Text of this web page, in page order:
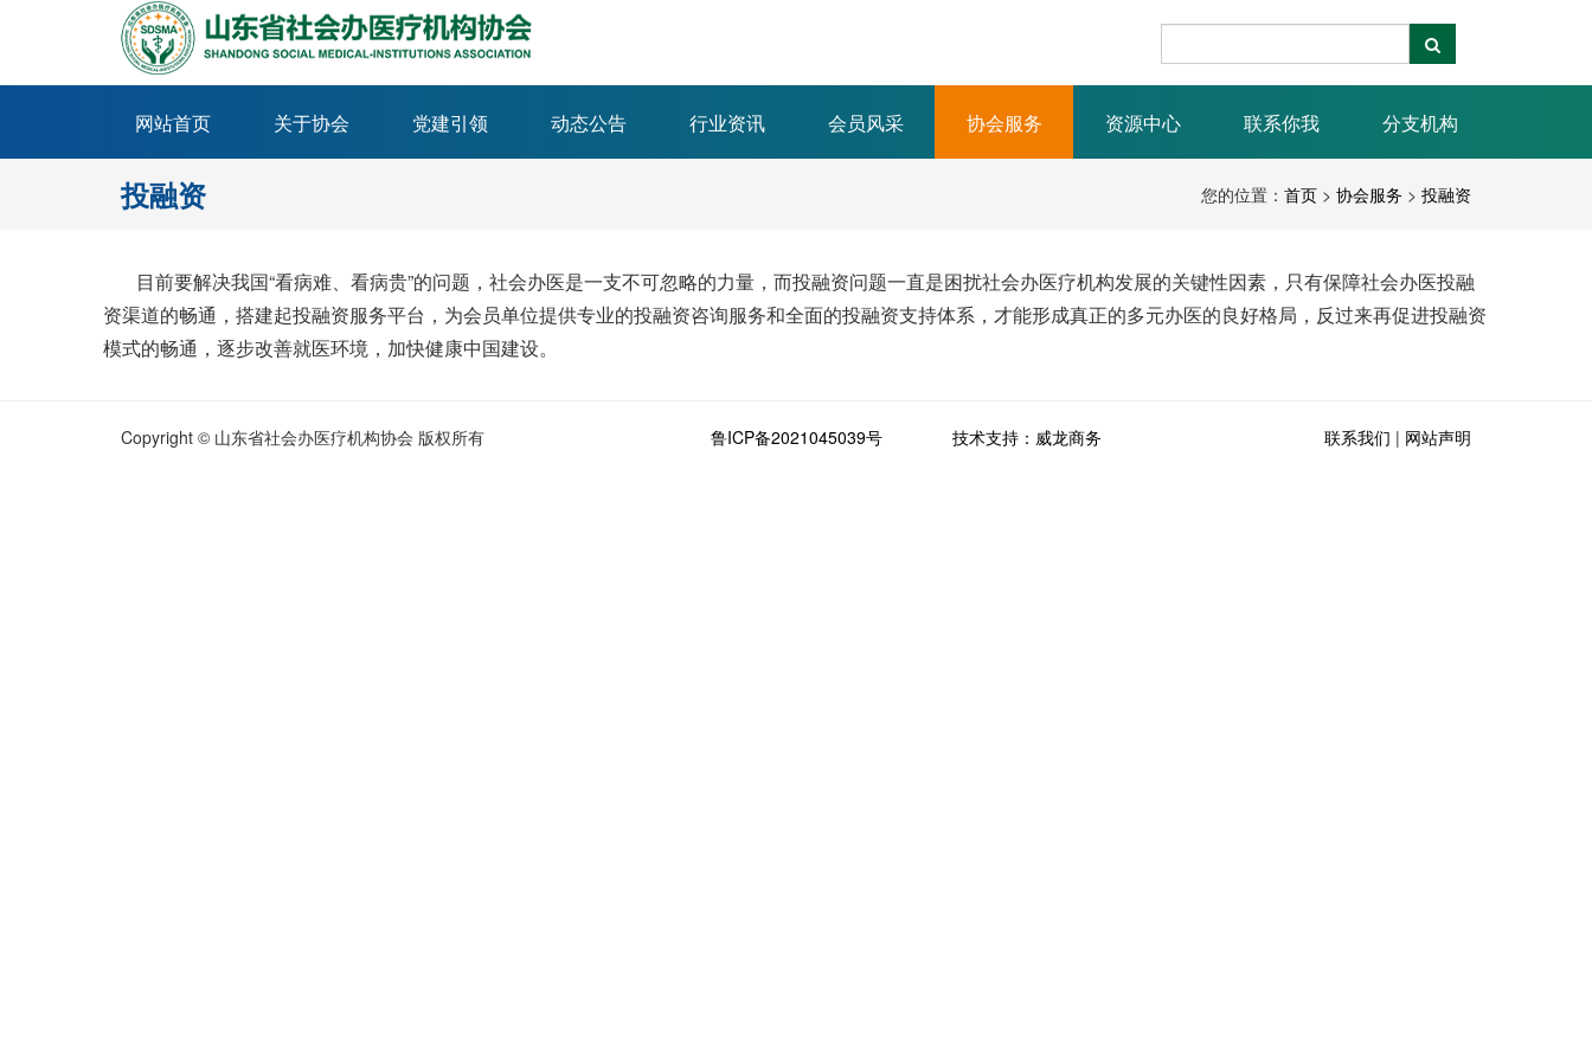
网站首页 关于协会 党建引领 动态公告 行业资讯 会员风采 协会服务 资源中心 联系你我 分支机构
投融资 您的位置： 首页 > 协会服务 > 投融资
目前要解决我国“看病难、看病贵”的问题，社会办医是一支不可忽略的力量，而投融资问题一直是困扰社会办医疗机构发展的关键性因素，只有保障社会办医投融
资渠道的畅通，搭建起投融资服务平台，为会员单位提供专业的投融资咨询服务和全面的投融资支持体系，才能形成真正的多元办医的良好格局，反过来再促进投融资
模式的畅通，逐步改善就医环境，加快健康中国建设。
Copyright © 山东省社会办医疗机构协会 版权所有 鲁ICP备2021045039号 技术支持：威龙商务 联系我们 | 网站声明